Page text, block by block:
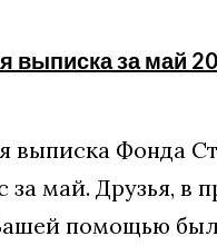
выписка за май
выписка Фонда
за май. Друзья, в
помощью